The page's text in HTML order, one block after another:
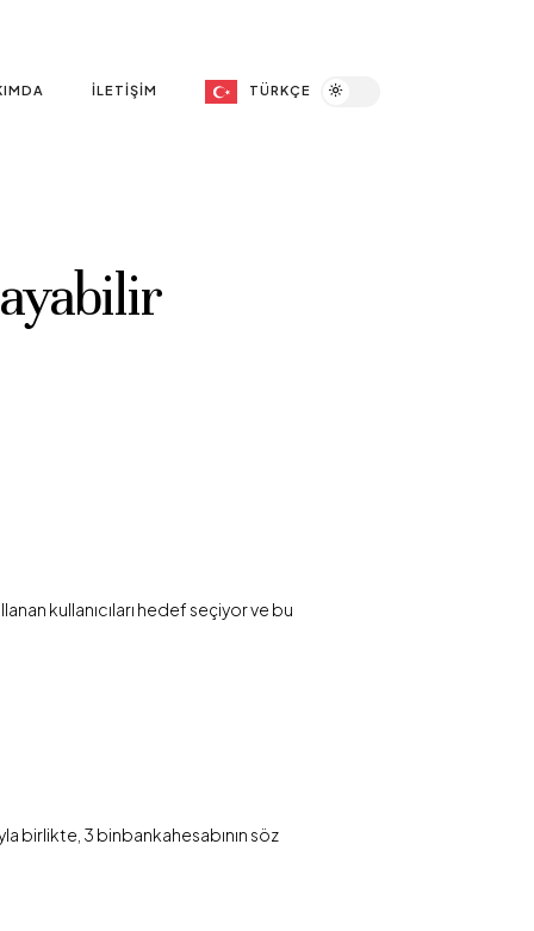
İLETIŞIM TÜRKÇE
kullanıcıları hedef seçiyor ve bu
birlikte, 3 binbankahesabının söz